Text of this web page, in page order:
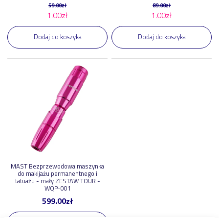
59.00zł
1.00zł
Dodaj do koszyka
89.00zł
1.00zł
Dodaj do koszyka
MAST Bezprzewodowa maszynka
do makijażu permanentnego i
tatuażu - mały ZESTAW TOUR -
WQP-001
599.00zł